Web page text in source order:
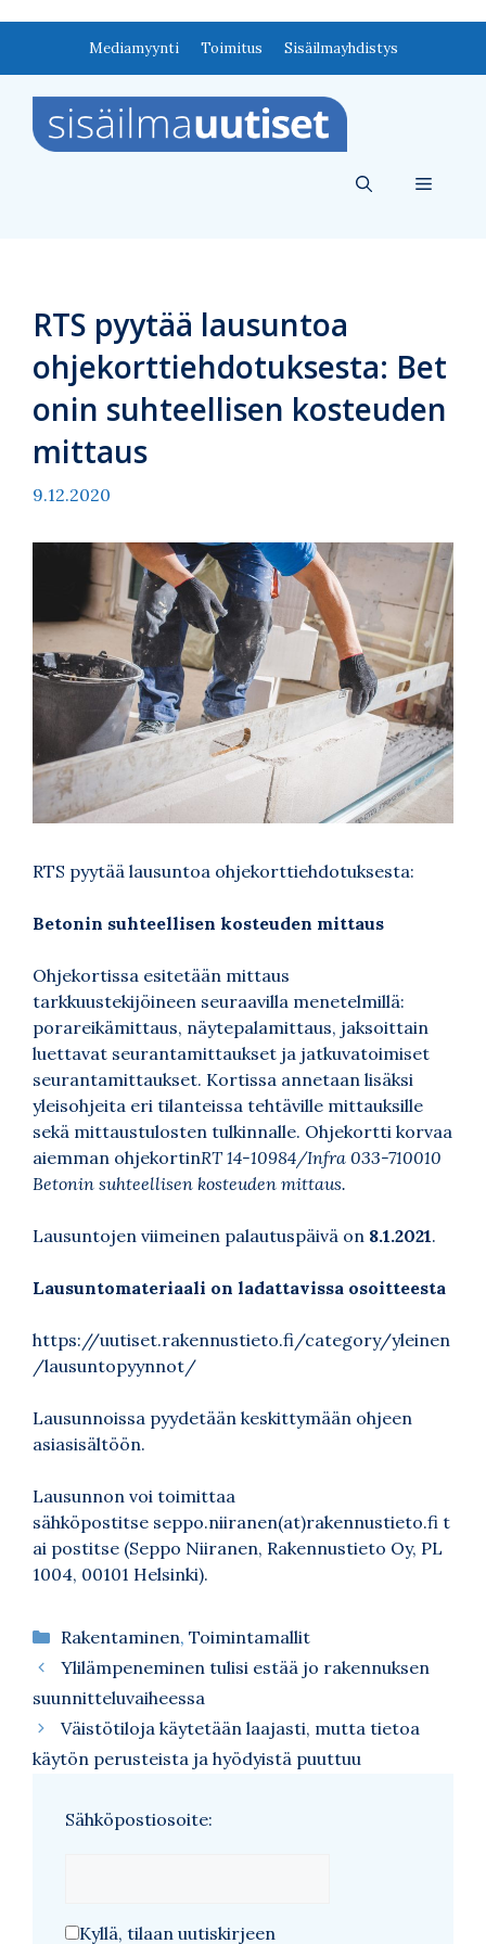
Mediamyynti Toimitus Sisäilmayhdistys
Valikko
RTS pyytää lausuntoa
ohjekorttiehdotuksesta: Bet
onin suhteellisen kosteuden
mittaus
9.12.2020
RTS pyytää lausuntoa ohjekorttiehdotuksesta:
Betonin suhteellisen kosteuden mittaus
Ohjekortissa esitetään mittaus
tarkkuustekijöineen seuraavilla menetelmillä:
porareikämittaus, näytepalamittaus, jaksoittain
luettavat seurantamittaukset ja jatkuvatoimiset
seurantamittaukset. Kortissa annetaan lisäksi
yleisohjeita eri tilanteissa tehtäville mittauksille
sekä mittaustulosten tulkinnalle. Ohjekortti korvaa
aiemman ohjekortinRT 14-10984/Infra 033-710010
Betonin suhteellisen kosteuden mittaus.
Lausuntojen viimeinen palautuspäivä on 8.1.2021.
Lausuntomateriaali on ladattavissa osoitteesta
https://uutiset.rakennustieto.fi/category/yleinen
/lausuntopyynnot/
Lausunnoissa pyydetään keskittymään ohjeen
asiasisältöön.
Lausunnon voi toimittaa
sähköpostitse seppo.niiranen(at)rakennustieto.fi t
ai postitse (Seppo Niiranen, Rakennustieto Oy, PL
1004, 00101 Helsinki).
Kategoriat
Rakentaminen, Toimintamallit
Ylilämpeneminen tulisi estää jo rakennuksen
suunnitteluvaiheessa
Väistötiloja käytetään laajasti, mutta tietoa
käytön perusteista ja hyödyistä puuttuu
Sähköpostiosoite:
Kyllä, tilaan uutiskirjeen